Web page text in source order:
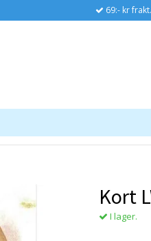
69:- kr frakt.
Kort
I lager.